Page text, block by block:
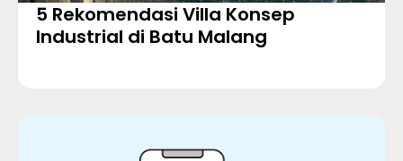
5 Rekomendasi Villa Konsep
Industrial di Batu Malang